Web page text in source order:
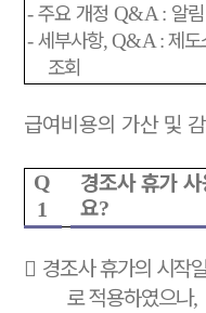
-주요 개정 Q&A : 알림
-세부사항, Q&A :제
조회
급여비용의 가산 및
Q
1
경조사 휴가
요?
 경조사 휴가의 시작
로 적용하였으나,